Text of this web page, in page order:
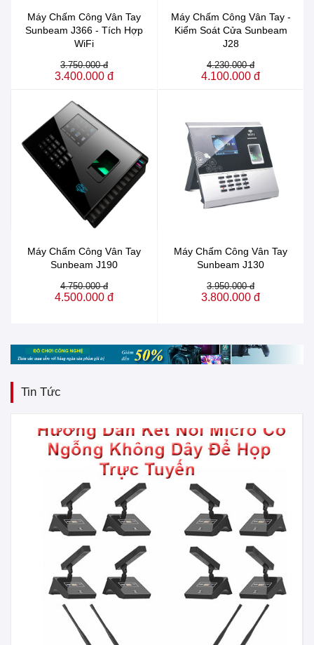
Máy Chấm Công Vân Tay
Sunbeam J366 - Tích Hợp
WiFi
3.750.000 đ
3.400.000 đ
Máy Chấm Công Vân Tay -
Kiểm Soát Cửa Sunbeam
J28
4.230.000 đ
4.100.000 đ
Máy Chấm Công Vân Tay
Sunbeam J190
4.750.000 đ
4.500.000 đ
Máy Chấm Công Vân Tay
Sunbeam J130
3.950.000 đ
3.800.000 đ
Tin Tức